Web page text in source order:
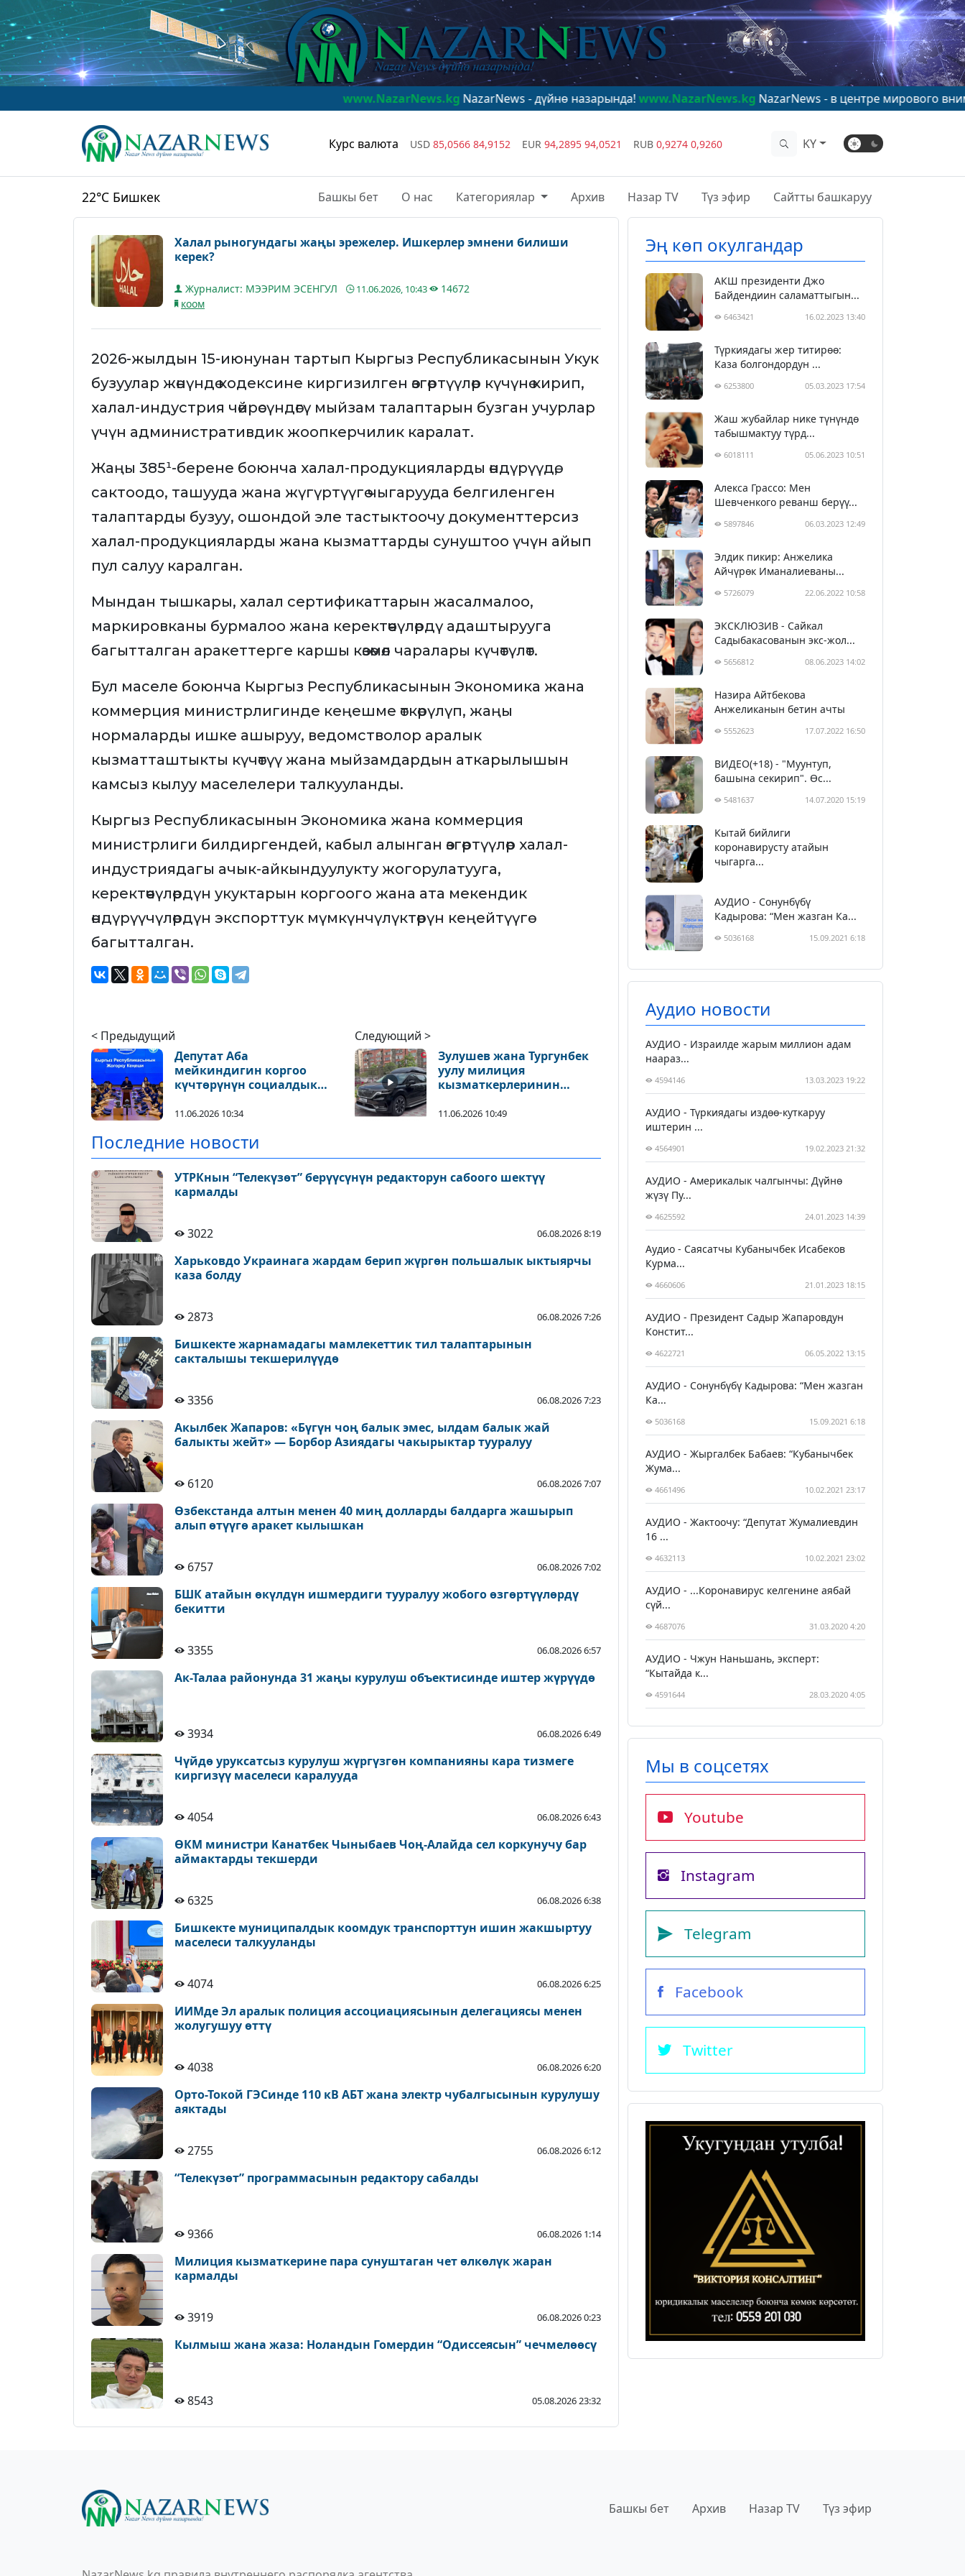
www.NazarNews.kgNazarNews - дүйнө назарында!www.NazarNews.kgNazarNews - в центре мирового внимания!
Курс валюта USD 85,0566 84,9152 EUR 94,2895 94,0521 RUB 0,9274 0,9260 KY
22°C Бишкек Башкы бет О нас Категориялар Архив Назар TV Түз эфир Сайтты башкаруу
Халал рыногундагы жаңы эрежелер. Ишкерлер эмнени билиши
керек?
Журналист: МЭЭРИМ ЭСЕНГУЛ 11.06.2026, 10:43
14672
коом
2026-жылдын 15-июнунан тартып Кыргыз Республикасынын Укук
бузуулар жөнүндө кодексине киргизилген өзгөртүүлөр күчүнө кирип,
халал-индустрия чөйрөсүндөгү мыйзам талаптарын бузган учурлар
үчүн административдик жоопкерчилик каралат.
Жаңы 385¹-берене боюнча халал-продукцияларды өндүрүүдө,
сактоодо, ташууда жана жүгүртүүгө чыгарууда белгиленген
талаптарды бузуу, ошондой эле тастыктоочу документтерсиз
халал-продукцияларды жана кызматтарды сунуштоо үчүн айып
пул салуу каралган.
Мындан тышкары, халал сертификаттарын жасалмалоо,
маркировканы бурмалоо жана керектөөчүлөрдү адаштырууга
багытталган аракеттерге каршы көзөмөл чаралары күчөтүлөт.
Бул маселе боюнча Кыргыз Республикасынын Экономика жана
коммерция министрлигинде кеңешме өткөрүлүп, жаңы
нормаларды ишке ашыруу, ведомстволор аралык
кызматташтыкты күчөтүү жана мыйзамдардын аткарылышын
камсыз кылуу маселелери талкууланды.
Кыргыз Республикасынын Экономика жана коммерция
министрлиги билдиргендей, кабыл алынган өзгөртүүлөр халал-
индустриядагы ачык-айкындуулукту жогорулатууга,
керектөөчүлөрдүн укуктарын коргоого жана ата мекендик
өндүрүүчүлөрдүн экспорттук мүмкүнчүлүктөрүн кеңейтүүгө
багытталган.
< Предыдущий
Депутат Аба
мейкиндигин коргоо
күчтөрүнүн социалдык
11.06.2026 10:34
Следующий >
Зулушев жана Тургунбек
уулу милиция
кызматкерлеринин
келишти
11.06.2026 10:49
Последние новости
УТРКнын “Телекүзөт” берүүсүнүн редакторун сабоого шектүү
кармалды
3022 06.08.2026 8:19
Харьковдо Украинага жардам берип жүргөн польшалык ыктыярчы
каза болду
2873 06.08.2026 7:26
Бишкекте жарнамадагы мамлекеттик тил талаптарынын
сакталышы текшерилүүдө
3356 06.08.2026 7:23
Акылбек Жапаров: «Бүгүн чоң балык эмес, ылдам балык жай
балыкты жейт» — Борбор Азиядагы чакырыктар тууралуу
6120 06.08.2026 7:07
Өзбекстанда алтын менен 40 миң долларды балдарга жашырып
алып өтүүгө аракет кылышкан
6757 06.08.2026 7:02
БШК атайын өкүлдүн ишмердиги тууралуу жобого өзгөртүүлөрдү
бекитти
3355 06.08.2026 6:57
Ак-Талаа районунда 31 жаңы курулуш объектисинде иштер жүрүүдө
3934 06.08.2026 6:49
Чүйдө уруксатсыз курулуш жүргүзгөн компанияны кара тизмеге
киргизүү маселеси каралууда
4054 06.08.2026 6:43
ӨКМ министри Канатбек Чыныбаев Чоң-Алайда сел коркунучу бар
аймактарды текшерди
6325 06.08.2026 6:38
Бишкекте муниципалдык коомдук транспорттун ишин жакшыртуу
маселеси талкууланды
4074 06.08.2026 6:25
ИИМде Эл аралык полиция ассоциациясынын делегациясы менен
жолугушуу өттү
4038 06.08.2026 6:20
Орто-Токой ГЭСинде 110 кВ АБТ жана электр чубалгысынын курулушу
аяктады
2755 06.08.2026 6:12
“Телекүзөт” программасынын редактору сабалды
9366 06.08.2026 1:14
Милиция кызматкерине пара сунуштаган чет өлкөлүк жаран
кармалды
3919 06.08.2026 0:23
Кылмыш жана жаза: Ноландын Гомердин “Одиссеясын” чечмелөөсү
8543 05.08.2026 23:32
Эң көп окулгандар
АКШ президенти Джо
Байдендиин саламаттыгын...
6463421 16.02.2023 13:40
Түркиядагы жер титирөө:
Каза болгондордун ...
6253800 05.03.2023 17:54
Жаш жубайлар нике түнүндө
табышмактуу түрд...
6018111 05.06.2023 10:51
Алекса Грассо: Мен
Шевченкого реванш берүү...
5897846 06.03.2023 12:49
Элдик пикир: Анжелика
Айчүрөк Иманалиеваны...
5726079 22.06.2022 10:58
ЭКСКЛЮЗИВ - Сайкал
Садыбакасованын экс-жол...
5656812 08.06.2023 14:02
Назира Айтбекова
Анжеликанын бетин ачты
5552623 17.07.2022 16:50
ВИДЕО(+18) - "Муунтуп,
башына секирип". Өс...
5481637 14.07.2020 15:19
Кытай бийлиги
коронавирусту атайын
чыгарга...
АУДИО - Сонунбүбү
Кадырова: “Мен жазган Ка...
5036168 15.09.2021 6:18
Аудио новости
АУДИО - Израилде жарым миллион адам
наараз...
4594146 13.03.2023 19:22
АУДИО - Түркиядагы издөө-куткаруу
иштерин ...
4564901 19.02.2023 21:32
АУДИО - Америкалык чалгынчы: Дүйнө
жүзү Пу...
4625592 24.01.2023 14:39
Аудио - Саясатчы Кубанычбек Исабеков
Курма...
4660606 21.01.2023 18:15
АУДИО - Президент Садыр Жапаровдун
Констит...
4622721 06.05.2022 13:15
АУДИО - Сонунбүбү Кадырова: “Мен жазган
Ка...
5036168 15.09.2021 6:18
АУДИО - Жыргалбек Бабаев: “Кубанычбек
Жума...
4661496 10.02.2021 23:17
АУДИО - Жактоочу: “Депутат Жумалиевдин
16 ...
4632113 10.02.2021 23:02
АУДИО - ...Коронавирус келгенине аябай
сүй...
4687076 31.03.2020 4:20
АУДИО - Чжун Наньшань, эксперт:
“Кытайда к...
4591644 28.03.2020 4:05
Мы в соцсетях
Youtube
Instagram
Telegram
Facebook
Twitter
Башкы бет Архив Назар TV Түз эфир